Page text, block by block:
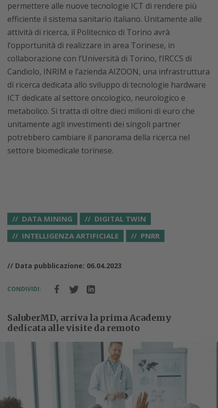
permettere alle nuove tecnologie ICT di rendere più
efficiente il sistema sanitario italiano. Unitamente alle
attività di ricerca, il Politecnico di Torino avrà
l’opportunità di realizzare in area Torinese, in
collaborazione con l’Università di Torino, l’IRCCS di
Candiolo, INRIM e l’azienda AIZOON, una infrastruttura
di ricerca dedicata allo sviluppo di tecnologie hardware
ICT dedicate al settore oncologico, neurologico e
metabolico. Si tratta di oltre dieci milioni di euro che
unitamente agli investimenti dei singoli partner
potrebbero cambiare il panorama della ricerca nel
settore biomedicale torinese.
DATA MINING
DIGITAL TWIN
INTELLIGENZA ARTIFICIALE
PNRR
// Data pubblicazione: 06.04.2023
CONDIVIDI:
SaluberMD, arriva la prima Academy
dedicata alle visite da remoto